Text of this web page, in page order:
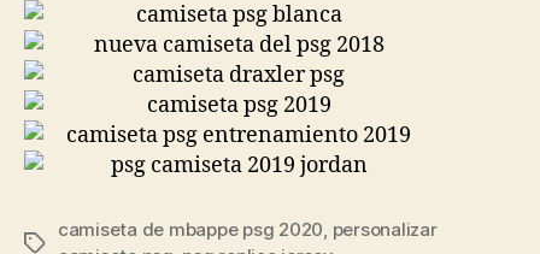
Etiquetas
camiseta de mbappe psg 2020, personalizar